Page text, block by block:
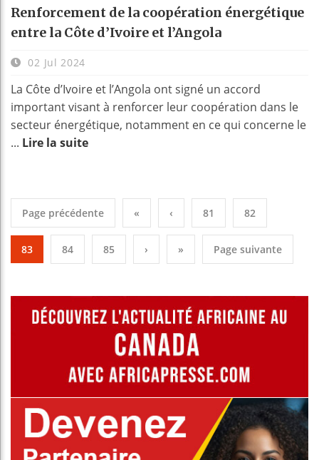
Renforcement de la coopération énergétique
entre la Côte d’Ivoire et l’Angola
02 Jul 2024
La Côte d’Ivoire et l’Angola ont signé un accord
important visant à renforcer leur coopération dans le
secteur énergétique, notamment en ce qui concerne le
... Lire la suite
Page précédente « ‹ 81 82
83 84 85 › » Page suivante